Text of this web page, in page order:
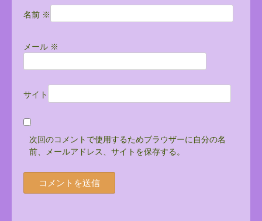
名前 ※
メール ※
サイト
次回のコメントで使用するためブラウザーに自分の名
前、メールアドレス、サイトを保存する。